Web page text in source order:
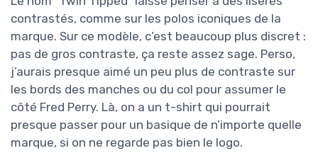
contrastés, comme sur les polos iconiques de la
marque. Sur ce modèle, c’est beaucoup plus discret :
pas de gros contraste, ça reste assez sage. Perso,
j’aurais presque aimé un peu plus de contraste sur
les bords des manches ou du col pour assumer le
côté Fred Perry. Là, on a un t-shirt qui pourrait
presque passer pour un basique de n’importe quelle
marque, si on ne regarde pas bien le logo.